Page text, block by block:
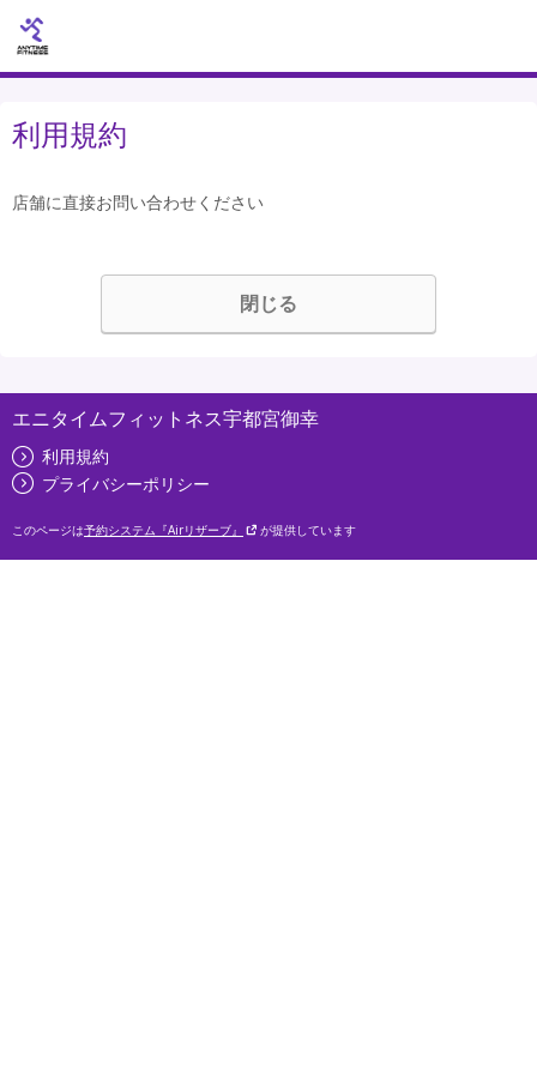
利用規約
店舗に直接お問い合わせください
閉じる
エニタイムフィットネス宇都宮御幸
利用規約
プライバシーポリシー
このページは予約システム『Airリザーブ』 が提供しています